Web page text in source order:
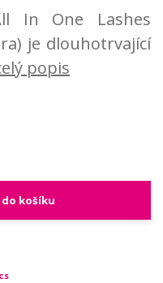
In One Lashes
je dlouhotrvající
popis
košíku